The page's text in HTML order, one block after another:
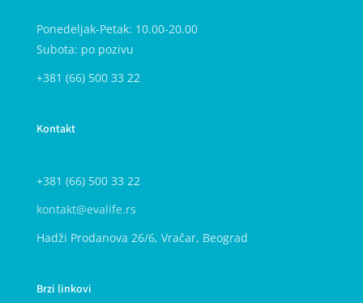
Ponedeljak-Petak: 10.00-20.00
Subota: po pozivu
+381 (66) 500 33 22
Kontakt
+381 (66) 500 33 22
kontakt@evalife.rs
Hadži Prodanova 26/6, Vračar, Beograd
Brzi linkovi